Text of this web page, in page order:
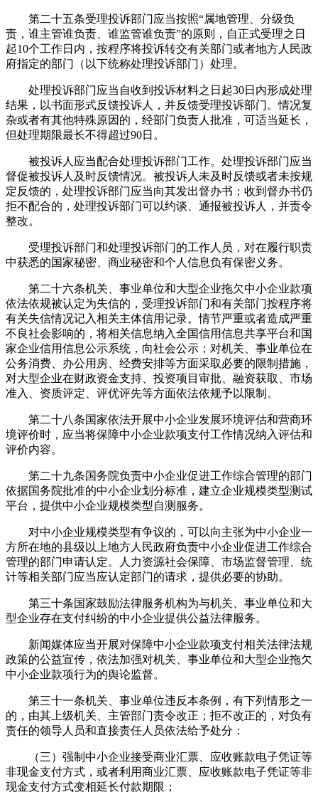
第二十五条受理投诉部门应当按照“属地管理、分级负
责，谁主管谁负责、谁监管谁负责”的原则，自正式受理之日
起10个工作日内，按程序将投诉转交有关部门或者地方人民政
府指定的部门（以下统称处理投诉部门）处理。
处理投诉部门应当自收到投诉材料之日起30日内形成处理
结果，以书面形式反馈投诉人，并反馈受理投诉部门。情况复
杂或者有其他特殊原因的，经部门负责人批准，可适当延长，
但处理期限最长不得超过90日。
被投诉人应当配合处理投诉部门工作。处理投诉部门应当
督促被投诉人及时反馈情况。被投诉人未及时反馈或者未按规
定反馈的，处理投诉部门应当向其发出督办书；收到督办书仍
拒不配合的，处理投诉部门可以约谈、通报被投诉人，并责令
整改。
受理投诉部门和处理投诉部门的工作人员，对在履行职责
中获悉的国家秘密、商业秘密和个人信息负有保密义务。
第二十六条机关、事业单位和大型企业拖欠中小企业款项
依法依规被认定为失信的，受理投诉部门和有关部门按程序将
有关失信情况记入相关主体信用记录。情节严重或者造成严重
不良社会影响的，将相关信息纳入全国信用信息共享平台和国
家企业信用信息公示系统，向社会公示；对机关、事业单位在
公务消费、办公用房、经费安排等方面采取必要的限制措施，
对大型企业在财政资金支持、投资项目审批、融资获取、市场
准入、资质评定、评优评先等方面依法依规予以限制。
第二十八条国家依法开展中小企业发展环境评估和营商环
境评价时，应当将保障中小企业款项支付工作情况纳入评估和
评价内容。
第二十九条国务院负责中小企业促进工作综合管理的部门
依据国务院批准的中小企业划分标准，建立企业规模类型测试
平台，提供中小企业规模类型自测服务。
对中小企业规模类型有争议的，可以向主张为中小企业一
方所在地的县级以上地方人民政府负责中小企业促进工作综合
管理的部门申请认定。人力资源社会保障、市场监督管理、统
计等相关部门应当应认定部门的请求，提供必要的协助。
第三十条国家鼓励法律服务机构为与机关、事业单位和大
型企业存在支付纠纷的中小企业提供公益法律服务。
新闻媒体应当开展对保障中小企业款项支付相关法律法规
政策的公益宣传，依法加强对机关、事业单位和大型企业拖欠
中小企业款项行为的舆论监督。
第三十一条机关、事业单位违反本条例，有下列情形之一
的，由其上级机关、主管部门责令改正；拒不改正的，对负有
责任的领导人员和直接责任人员依法给予处分：
（三）强制中小企业接受商业汇票、应收账款电子凭证等
非现金支付方式，或者利用商业汇票、应收账款电子凭证等非
现金支付方式变相延长付款期限；